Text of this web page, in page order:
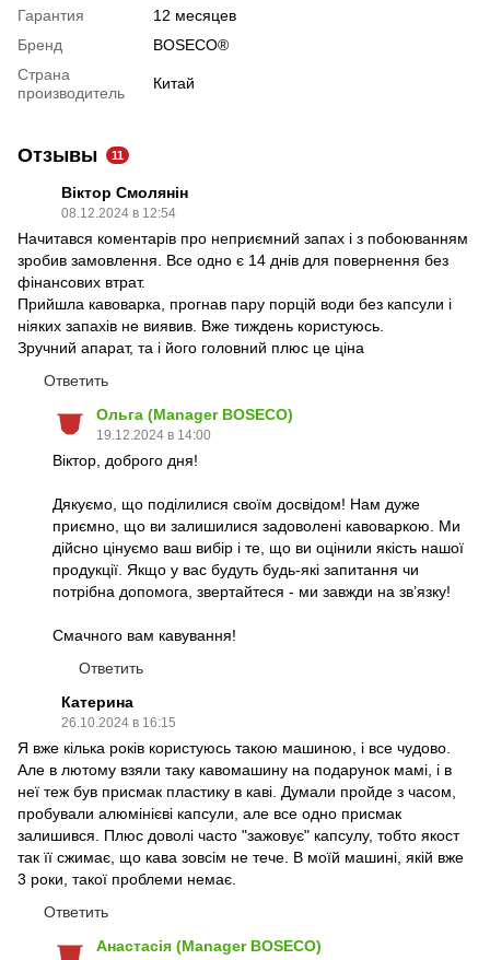
Гарантия
12 месяцев
Бренд
BOSECO®
Страна
производитель
Китай
Отзывы 11
Віктор Смолянін
08.12.2024 в 12:54
Начитався коментарів про неприємний запах і з побоюванням
зробив замовлення. Все одно є 14 днів для повернення без
фінансових втрат.
Прийшла кавоварка, прогнав пару порцій води без капсули і
ніяких запахів не виявив. Вже тиждень користуюсь.
Зручний апарат, та і його головний плюс це ціна
Ответить
Ольга (Manager BOSECO)
19.12.2024 в 14:00
Віктор, доброго дня!
Дякуємо, що поділилися своїм досвідом! Нам дуже
приємно, що ви залишилися задоволені кавоваркою. Ми
дійсно цінуємо ваш вибір і те, що ви оцінили якість нашої
продукції. Якщо у вас будуть будь-які запитання чи
потрібна допомога, звертайтеся - ми завжди на зв’язку!
Смачного вам кавування!
Ответить
Катерина
26.10.2024 в 16:15
Я вже кілька років користуюсь такою машиною, і все чудово.
Але в лютому взяли таку кавомашину на подарунок мамі, і в
неї теж був присмак пластику в каві. Думали пройде з часом,
пробували алюмінієві капсули, але все одно присмак
залишився. Плюс доволі часто "зажовує" капсулу, тобто якост
так її сжимає, що кава зовсім не тече. В моїй машині, якій вже
3 роки, такої проблеми немає.
Ответить
Анастасія (Manager BOSECO)